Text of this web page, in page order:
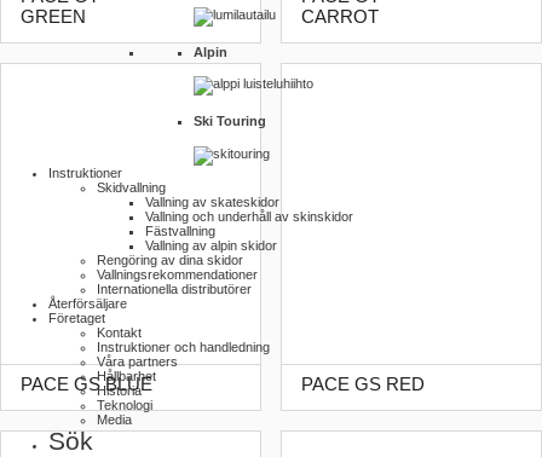
Alpin
Ski Touring
Instruktioner
Skidvallning
Vallning av skateskidor
Vallning och underhåll av skinskidor
Fästvallning
Vallning av alpin skidor
Rengöring av dina skidor
Vallnings­rekommendationer
Internationella distributörer
Återförsäljare
Företaget
Kontakt
Instruktioner och handledning
Våra partners
Hållbarhet
Historia
Teknologi
Media
Sök
GREEN
CARROT
PACE GS BLUE PACE GS RED